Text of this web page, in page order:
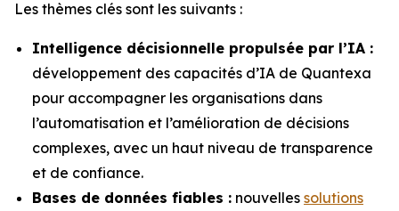
Les thèmes clés sont les suivants :
Intelligence décisionnelle propulsée par l’IA :
développement des capacités d’IA de Quantexa
pour accompagner les organisations dans
l’automatisation et l’amélioration de décisions
complexes, avec un haut niveau de transparence
et de confiance.
Bases de données fiables : nouvelles solutions